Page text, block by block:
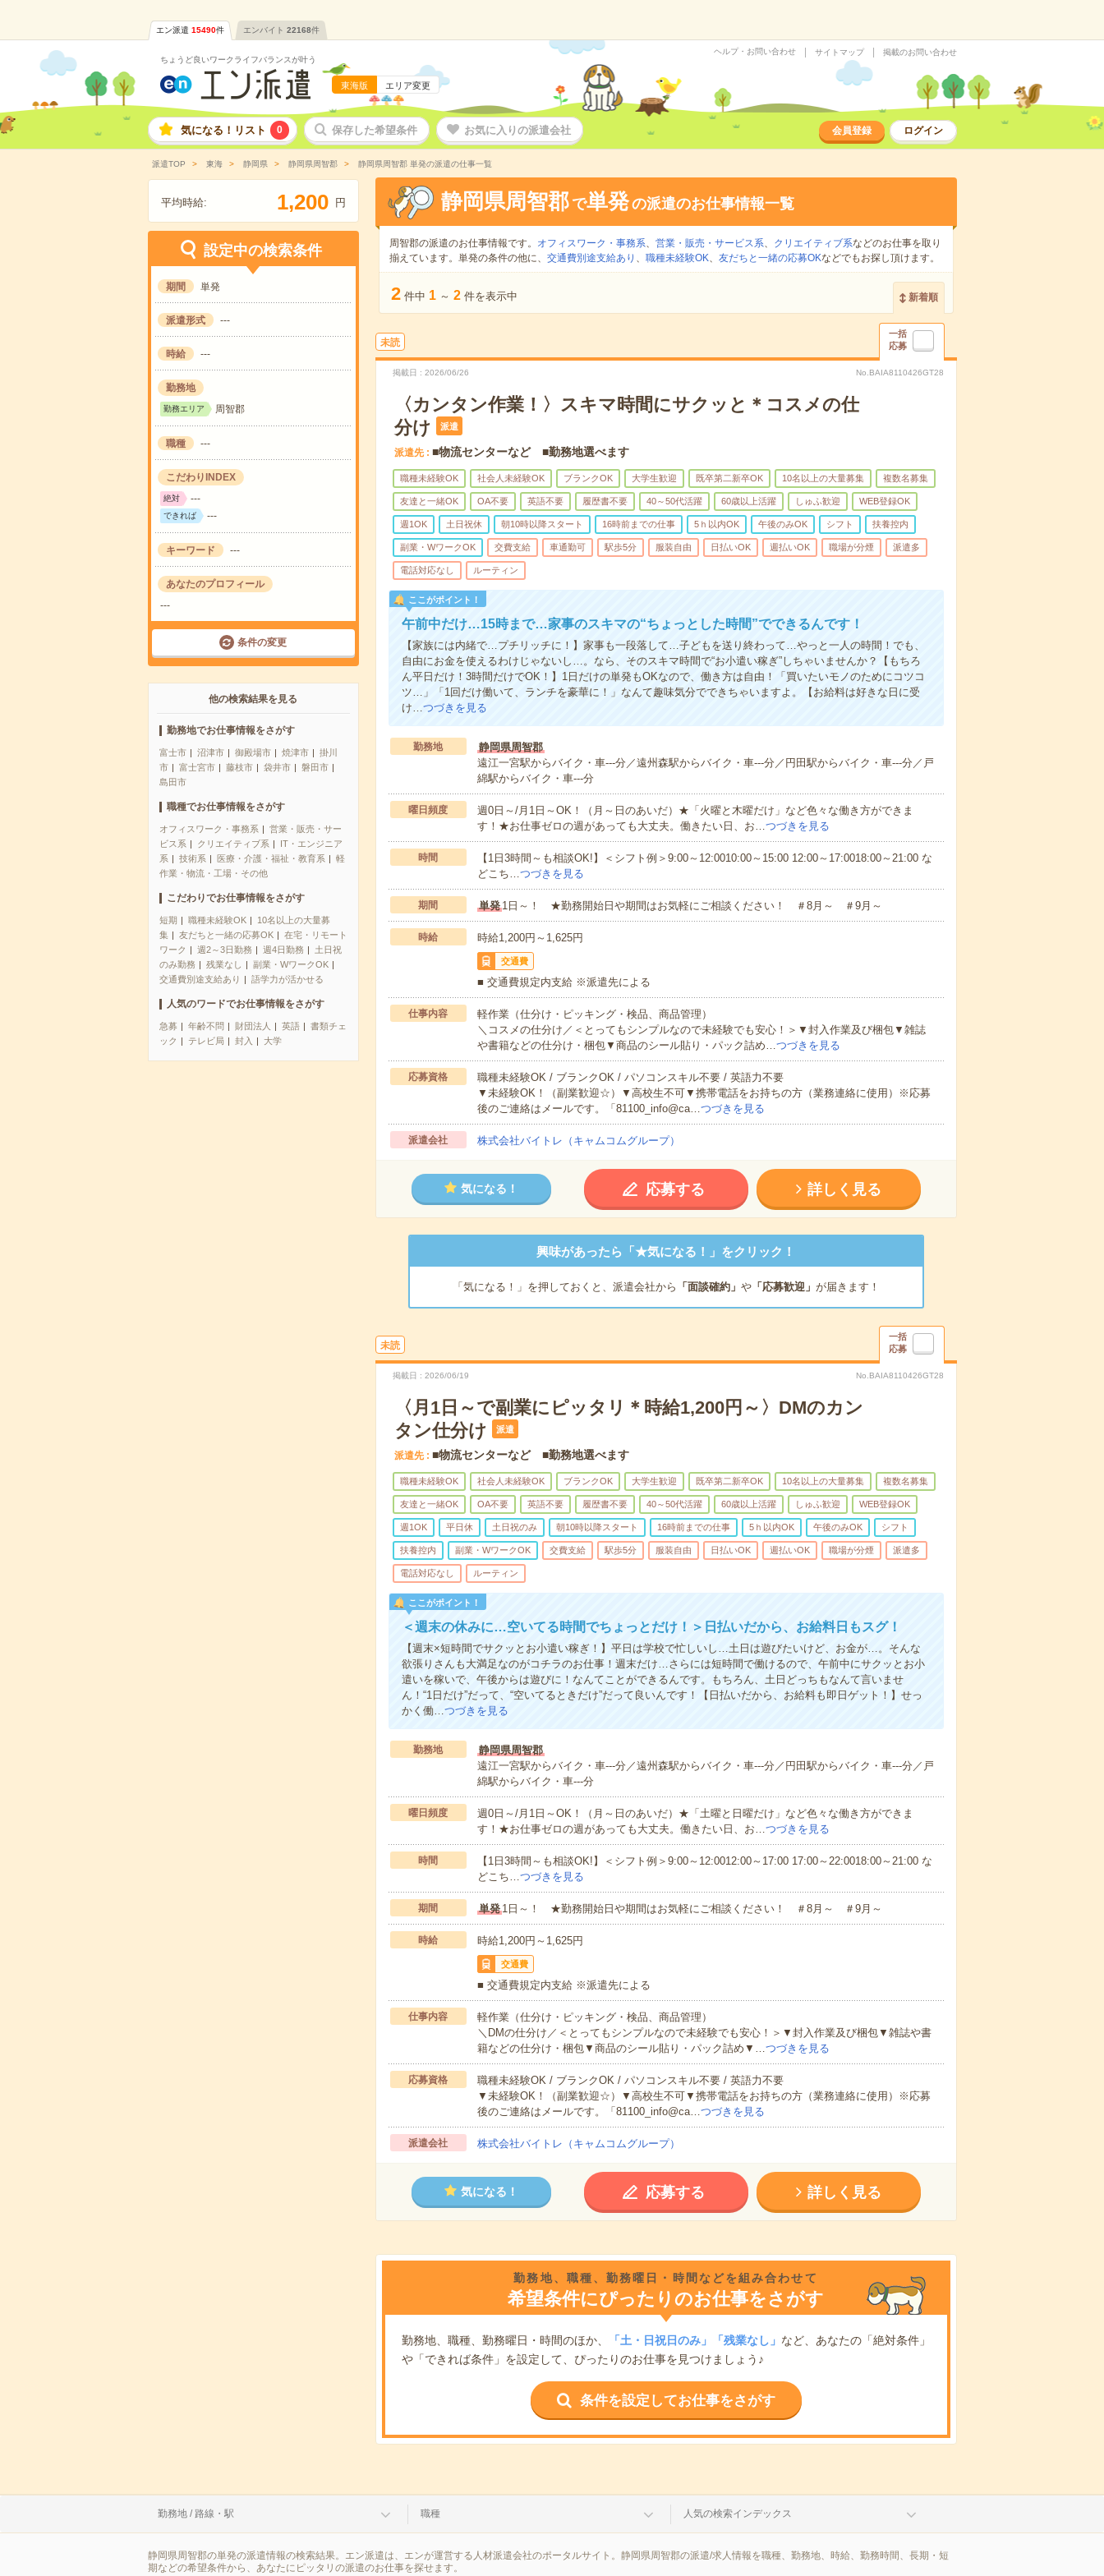
エン派遣 15490件 エンバイト 22168件
ちょうど良いワークライフバランスが叶う
東海版 エリア変更
ヘルプ・お問い合わせ サイトマップ 掲載のお問い合わせ
気になる！リスト 0 保存した希望条件 お気に入りの派遣会社 会員登録 ログイン
派遣TOP 東海 静岡県 静岡県周智郡 静岡県周智郡 単発の派遣の仕事一覧
平均時給: 1,200 円
設定中の検索条件
期間 単発
派遣形式 ---
時給 ---
勤務地
勤務エリア 周智郡
職種 ---
こだわりINDEX
絶対 ---
できれば ---
キーワード ---
あなたのプロフィール
---
条件の変更
他の検索結果を見る
勤務地でお仕事情報をさがす
富士市 沼津市 御殿場市 焼津市
掛川
市
富士宮市 藤枝市 袋井市
磐田市
島田市
職種でお仕事情報をさがす
オフィスワーク・事務系
営業・販売・サー
ビス系
クリエイティブ系
IT・エンジニア
系
技術系 医療・介護・福祉・教育系
軽
作業・物流・工場・その他
こだわりでお仕事情報をさがす
短期 職種未経験OK
10名以上の大量募
集
友だちと一緒の応募OK
在宅・リモート
ワーク
週2～3日勤務 週4日勤務
土日祝
のみ勤務
残業なし
副業・WワークOK
交通費別途支給あり
語学力が活かせる
人気のワードでお仕事情報をさがす
急募 年齢不問 財団法人 英語
書類チェ
ック
テレビ局 封入 大学
静岡県周智郡 で単発の派遣のお仕事情報一覧
周智郡の派遣のお仕事情報です。 オフィスワーク・事務系、 営業・販売・サービス系、 クリエイティブ系などのお仕事を取り
揃えています。単発の条件の他に、 交通費別途支給あり 、 職種未経験OK、 友だちと一緒の応募OKなどでもお探し頂けます。
2 件中 1 ～ 2 件を表示中 新着順
未読
一括
応募
掲載日 2026/06/26 No.BAIA8110426GT28
〈カンタン作業！〉スキマ時間にサクッと＊コスメの仕
分け
派遣
派遣先 ■物流センターなど ■勤務地選べます
職種未経験OK 社会人未経験OK ブランクOK 大学生歓迎 既卒第二新卒OK 10名以上の大量募集 複数名募集
友達と一緒OK OA不要 英語不要 履歴書不要 40～50代活躍 60歳以上活躍 しゅふ歓迎 WEB登録OK
週1OK 土日祝休 朝10時以降スタート 16時前までの仕事 5ｈ以内OK 午後のみOK シフト 扶養控内
副業・WワークOK 交費支給 車通勤可 駅歩5分 服装自由 日払いOK 週払いOK 職場が分煙 派遣多
電話対応なし ルーティン
ここがポイント！
午前中だけ…15時まで…家事のスキマの“ちょっとした時間”でできるんです！
【家族には内緒で…プチリッチに！】家事も一段落して…子どもを送り終わって…やっと一人の時間！でも、
自由にお金を使えるわけじゃないし…。なら、そのスキマ時間で“お小遣い稼ぎ”しちゃいませんか？【もちろ
ん平日だけ！3時間だけでOK！】1日だけの単発もOKなので、働き方は自由！「買いたいモノのためにコツコ
ツ…」「1回だけ働いて、ランチを豪華に！」なんて趣味気分でできちゃいますよ。【お給料は好きな日に受
け…つづきを見る
勤務地
静岡県周智郡
遠江一宮駅からバイク・車---分／遠州森駅からバイク・車---分／円田駅からバイク・車---分／戸
綿駅からバイク・車---分
曜日頻度
週0日～/月1日～OK！（月～日のあいだ）★「火曜と木曜だけ」など色々な働き方ができま
す！★お仕事ゼロの週があっても大丈夫。働きたい日、お…つづきを見る
時間
【1日3時間～も相談OK!】＜シフト例＞9:00～12:0010:00～15:00 12:00～17:0018:00～21:00 な
どこち…つづきを見る
期間 単発1日～！ ★勤務開始日や期間はお気軽にご相談ください！ ＃8月～ ＃9月～
時給 時給1,200円～1,625円
交通費
■ 交通費規定内支給 ※派遣先による
仕事内容
軽作業（仕分け・ピッキング・検品、商品管理）
＼コスメの仕分け／＜とってもシンプルなので未経験でも安心！＞▼封入作業及び梱包▼雑誌
や書籍などの仕分け・梱包▼商品のシール貼り・パック詰め…つづきを見る
応募資格
職種未経験OK / ブランクOK / パソコンスキル不要 / 英語力不要
▼未経験OK！（副業歓迎☆）▼高校生不可▼携帯電話をお持ちの方（業務連絡に使用）※応募
後のご連絡はメールです。「81100_info@ca…つづきを見る
派遣会社 株式会社バイトレ（キャムコムグループ）
気になる！ 応募する 詳しく見る
興味があったら「★気になる！」をクリック！
「気になる！」を押しておくと、派遣会社から 「面談確約」 や「応募歓迎」 が届きます！
未読
一括
応募
掲載日 2026/06/19 No.BAIA8110426GT28
〈月1日～で副業にピッタリ＊時給1,200円～〉DMのカン
タン仕分け
派遣
派遣先 ■物流センターなど ■勤務地選べます
職種未経験OK 社会人未経験OK ブランクOK 大学生歓迎 既卒第二新卒OK 10名以上の大量募集 複数名募集
友達と一緒OK OA不要 英語不要 履歴書不要 40～50代活躍 60歳以上活躍 しゅふ歓迎 WEB登録OK
週1OK 平日休 土日祝のみ 朝10時以降スタート 16時前までの仕事 5ｈ以内OK 午後のみOK シフト
扶養控内 副業・WワークOK 交費支給 駅歩5分 服装自由 日払いOK 週払いOK 職場が分煙 派遣多
電話対応なし ルーティン
ここがポイント！
＜週末の休みに…空いてる時間でちょっとだけ！＞日払いだから、お給料日もスグ！
【週末×短時間でサクッとお小遣い稼ぎ！】平日は学校で忙しいし…土日は遊びたいけど、お金が…。そんな
欲張りさんも大満足なのがコチラのお仕事！週末だけ…さらには短時間で働けるので、午前中にサクッとお小
遣いを稼いで、午後からは遊びに！なんてことができるんです。もちろん、土日どっちもなんて言いませ
ん！“1日だけ”だって、“空いてるときだけ”だって良いんです！【日払いだから、お給料も即日ゲット！】せっ
かく働…つづきを見る
勤務地
静岡県周智郡
遠江一宮駅からバイク・車---分／遠州森駅からバイク・車---分／円田駅からバイク・車---分／戸
綿駅からバイク・車---分
曜日頻度
週0日～/月1日～OK！（月～日のあいだ）★「土曜と日曜だけ」など色々な働き方ができま
す！★お仕事ゼロの週があっても大丈夫。働きたい日、お…つづきを見る
時間
【1日3時間～も相談OK!】＜シフト例＞9:00～12:0012:00～17:00 17:00～22:0018:00～21:00 な
どこち…つづきを見る
期間 単発1日～！ ★勤務開始日や期間はお気軽にご相談ください！ ＃8月～ ＃9月～
時給 時給1,200円～1,625円
交通費
■ 交通費規定内支給 ※派遣先による
仕事内容
軽作業（仕分け・ピッキング・検品、商品管理）
＼DMの仕分け／＜とってもシンプルなので未経験でも安心！＞▼封入作業及び梱包▼雑誌や書
籍などの仕分け・梱包▼商品のシール貼り・パック詰め▼…つづきを見る
応募資格
職種未経験OK / ブランクOK / パソコンスキル不要 / 英語力不要
▼未経験OK！（副業歓迎☆）▼高校生不可▼携帯電話をお持ちの方（業務連絡に使用）※応募
後のご連絡はメールです。「81100_info@ca…つづきを見る
派遣会社 株式会社バイトレ（キャムコムグループ）
気になる！ 応募する 詳しく見る
勤務地、職種、勤務曜日・時間などを組み合わせて
希望条件にぴったりのお仕事をさがす
勤務地、職種、勤務曜日・時間のほか、 「土・日祝日のみ」「残業なし」 など、あなたの「絶対条件」
や「できれば条件」を設定して、ぴったりのお仕事を見つけましょう♪
条件を設定してお仕事をさがす
勤務地 / 路線・駅 職種 人気の検索インデックス
静岡県周智郡の単発の派遣情報の検索結果。エン派遣は、エンが運営する人材派遣会社のポータルサイト。静岡県周智郡の派遣/求人情報を職種、勤務地、時給、勤務時間、長期・短
期などの希望条件から、あなたにピッタリの派遣のお仕事を探せます。